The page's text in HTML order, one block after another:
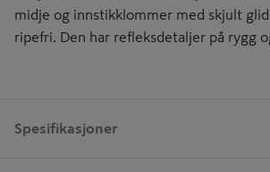
midje og innstikklommer med skjult
ripefri. Den har refleksdetaljer på rygg
Spesifikasjoner